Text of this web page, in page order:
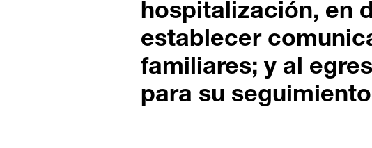
hospitalización, en
establecer
familiares; y al
para su